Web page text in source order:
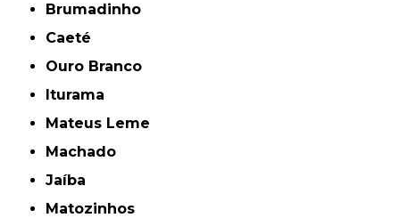
Brumadinho
Caeté
Ouro Branco
Iturama
Mateus Leme
Machado
Jaíba
Matozinhos